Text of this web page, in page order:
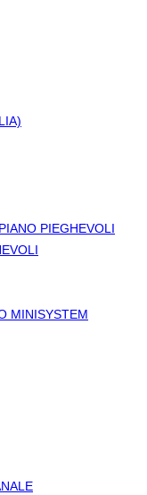
PIEGHEVOLI
MINISYSTEM